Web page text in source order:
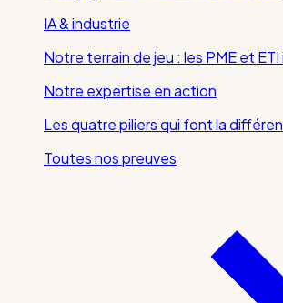
IA & industrie
Notre terrain de jeu : les PME et
Notre expertise en action
Les quatre piliers qui font la
Toutes nos preuves